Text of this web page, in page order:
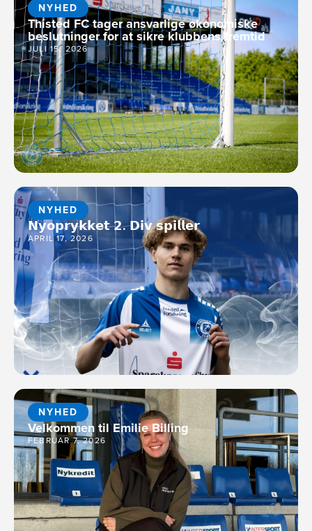
NYHED
Thisted FC tager ansvarlige økonomiske
beslutninger for at sikre klubbens fremtid
JULI 15, 2026
NYHED
𝗡𝘆𝗼𝗽𝗿𝘆𝗸𝗸𝗲𝘁 𝟮. 𝗗𝗶𝘃 𝘀𝗽𝗶𝗹𝗹𝗲𝗿
APRIL 17, 2026
NYHED
Velkommen til Emilie Billing
FEBRUAR 7, 2026